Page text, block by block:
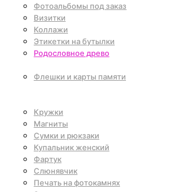
Фотоальбомы под заказ
Визитки
Коллажи
Этикетки на бутылки
Родословное древо
Флешки и карты памяти
Кружки
Магниты
Сумки и рюкзаки
Купальник женский
Фартук
Слюнявчик
Печать на фотокамнях